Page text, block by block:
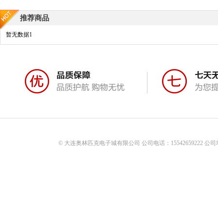
推荐商品
暂无数据1
© 大连奥林匹克电子城有限公司 公司电话：15542659222 公